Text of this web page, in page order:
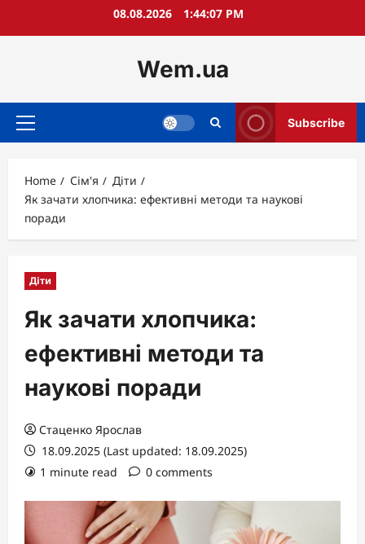
08.08.2026 1:44:08 PM
Wem.ua
Primary
Subscribe
Home Сім'я
Діти
Як зачати хлопчика: ефективні методи та наукові
поради
Діти
Як зачати хлопчика:
ефективні методи та
наукові поради
Стаценко Ярослав
18.09.2025 (Last updated: 18.09.2025)
1 minute read
0 comments